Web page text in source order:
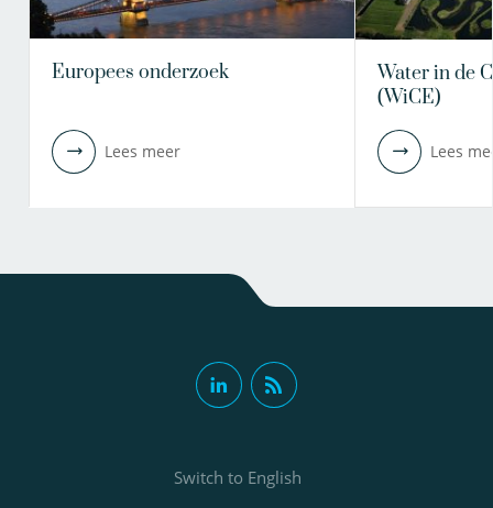
Europees onderzoek
Lees meer
Water in de
(WiCE)
Lees
Switch to English